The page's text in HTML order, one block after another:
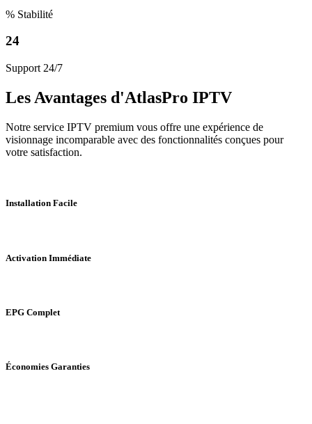
% Stabilité
24
Support 24/7
Les Avantages d'AtlasPro IPTV
Notre service IPTV premium vous offre une expérience de
visionnage incomparable avec des fonctionnalités conçues pour
votre satisfaction.
Installation Facile
Activation Immédiate
EPG Complet
Économies Garanties